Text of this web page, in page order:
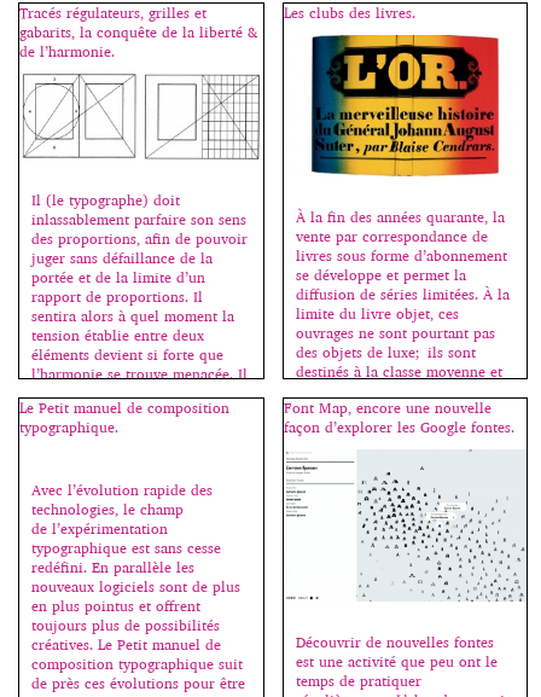
Simple Magazine. Cliquez sur
une image pour démarrer le
diaporama. Toutes les images
sont […]
Tracés régulateurs, grilles et
gabarits, la conquête de la liberté &
de l’harmonie.
Il (le typographe) doit
inlassablement parfaire son sens
des proportions, afin de pouvoir
juger sans défaillance de la
portée et de la limite d’un
rapport de proportions. Il
sentira alors à quel moment la
tension établie entre deux
éléments devient si forte que
l’harmonie se trouve menacée. Il
apprendra à éviter les rapports
sans tension […]
Les clubs des livres.
À la fin des années quarante, la
vente par correspondance de
livres sous forme d’abonnement
se développe et permet la
diffusion de séries limitées. À la
limite du livre objet, ces
ouvrages ne sont pourtant pas
des objets de luxe; ils sont
destinés à la classe moyenne et
les voient […]
Le Petit manuel de composition
typographique.
Avec l’évolution rapide des
technologies, le champ
de l’expérimentation
typographique est sans cesse
redéfini. En parallèle les
nouveaux logiciels sont de plus
en plus pointus et offrent
toujours plus de possibilités
créatives. Le Petit manuel de
composition typographique suit
de près ces évolutions pour être
Font Map, encore une nouvelle
façon d’explorer les Google fontes.
Découvrir de nouvelles fontes
est une activité que peu ont le
temps de pratiquer